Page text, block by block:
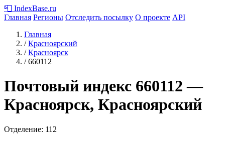
📮 IndexBase.ru
Главная Регионы Отследить посылку О проекте API
Главная
/ Красноярский
/ Красноярск
/ 660112
Почтовый индекс 660112 —
Красноярск, Красноярский
Отделение: 112